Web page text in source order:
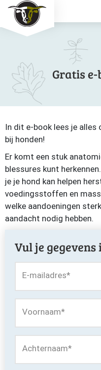
Gratis
In dit e-book lees je alles
bij honden!
Er komt een stuk
blessures kunt
je je hond kan helpen
voedingsstoffen en
welke aandoeningen
aandacht nodig hebben.
Vul je gegevens
E-mailadres*
Voornaam*
Achternaam*